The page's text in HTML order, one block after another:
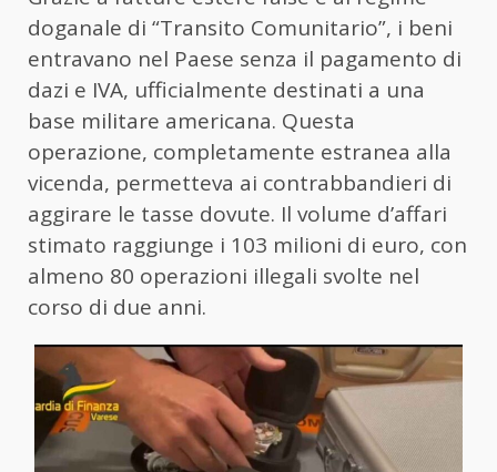
doganale di “Transito Comunitario”, i beni
entravano nel Paese senza il pagamento di
dazi e IVA, ufficialmente destinati a una
base militare americana. Questa
operazione, completamente estranea alla
vicenda, permetteva ai contrabbandieri di
aggirare le tasse dovute. Il volume d’affari
stimato raggiunge i 103 milioni di euro, con
almeno 80 operazioni illegali svolte nel
corso di due anni.